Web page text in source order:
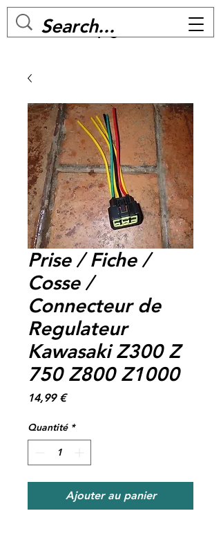
MC BIKE Perpignan
Prise / Fiche /
Cosse /
Connecteur de
Regulateur
Kawasaki Z300 Z
750 Z800 Z1000
14,99 €Prix
Quantité *
Ajouter au panier